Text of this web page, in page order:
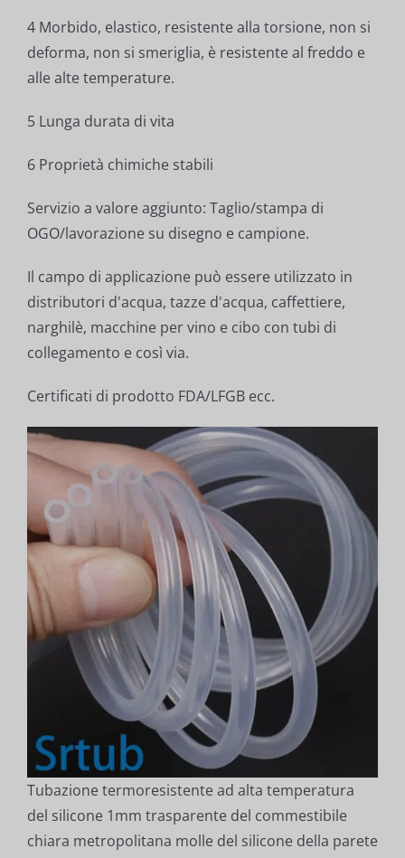
4 Morbido, elastico, resistente alla torsione, non si
deforma, non si smeriglia, è resistente al freddo e
alle alte temperature.
5 Lunga durata di vita
6 Proprietà chimiche stabili
Servizio a valore aggiunto: Taglio/stampa di
OGO/lavorazione su disegno e campione.
Il campo di applicazione può essere utilizzato in
distributori d'acqua, tazze d'acqua, caffettiere,
narghilè, macchine per vino e cibo con tubi di
collegamento e così via.
Certificati di prodotto FDA/LFGB ecc.
Tubazione termoresistente ad alta temperatura
del silicone 1mm trasparente del commestibile
chiara metropolitana molle del silicone della parete